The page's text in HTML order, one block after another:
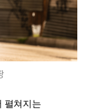
펼쳐지는